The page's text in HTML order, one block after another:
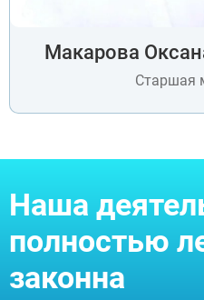
Макарова
Старшая
Наша
полностью
законна
Москва
Балашиха
Воскресенск
Долгопрудный
Домодедово
Дубна
Егорьевск